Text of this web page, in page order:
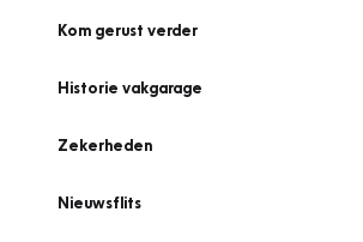
Kom gerust verder
Historie vakgarage
Zekerheden
Nieuwsflits